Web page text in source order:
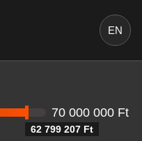
EN
62 799 207 Ft
70 000 000 Ft